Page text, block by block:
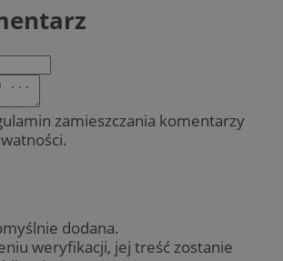
zamieszczania komentarzy
dodana.
weryfikacji, jej treść zostanie